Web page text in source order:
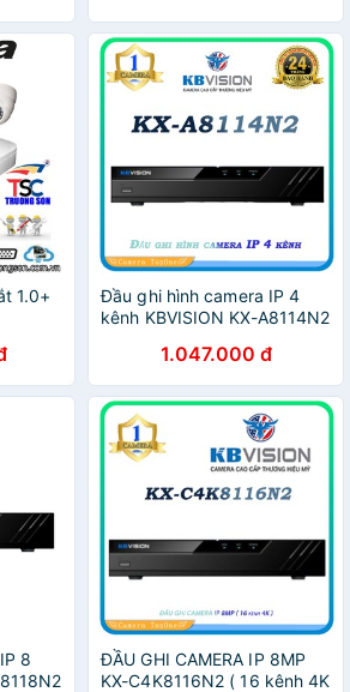
1.0+
Đầu ghi hình camera IP 4
kênh KBVISION KX-A8114N2
1.047.000 đ
8
ĐẦU GHI CAMERA IP 8MP
KX-C4K8116N2 ( 16 kênh 4K